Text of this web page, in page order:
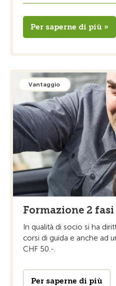
Per saperne di più »
Vantaggio
Formazione 2 fasi
In qualità di socio si ha
corsi di guida e anche ad
CHF 50.-.
Per saperne di più